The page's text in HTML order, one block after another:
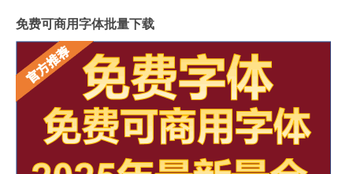
免费可商用字体批量下载